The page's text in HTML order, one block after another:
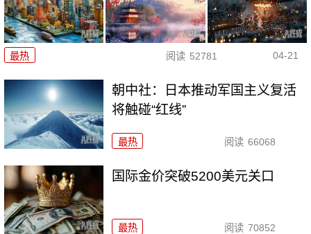
最热 阅读 52781 04-21
朝中社：日本推动军国主义复活
将触碰“红线”
最热 阅读 66068
国际金价突破5200美元关口
最热 阅读 70852